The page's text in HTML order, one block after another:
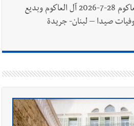
وفاة الحاجة غزالة محمد العاكوم 28-7-2026 آل العاكوم وبديع
صيدا – لبنان- جريدة